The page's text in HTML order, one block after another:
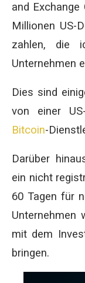
and
Millionen US-
zahlen, die
Unternehmen
Dies sind
von einer
Bitcoin-
Darüber
ein nicht
60 Tagen für
Unternehmen
mit dem
bringen.